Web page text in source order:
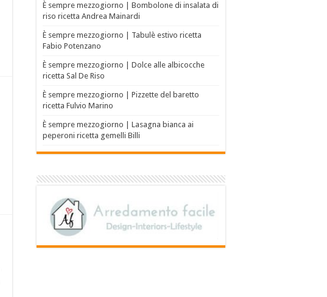
È sempre mezzogiorno | Bombolone di insalata di
riso ricetta Andrea Mainardi
È sempre mezzogiorno | Tabulè estivo ricetta
Fabio Potenzano
È sempre mezzogiorno | Dolce alle albicocche
ricetta Sal De Riso
È sempre mezzogiorno | Pizzette del baretto
ricetta Fulvio Marino
È sempre mezzogiorno | Lasagna bianca ai
peperoni ricetta gemelli Billi